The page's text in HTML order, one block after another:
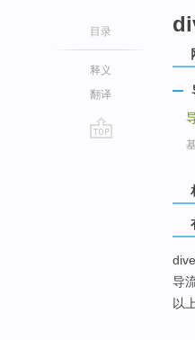
目录
释义
翻译
导
以